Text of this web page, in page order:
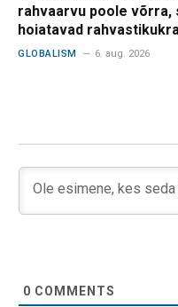
rahvaarvu poole võrra,
hoiatavad
GLOBALISM 6. aug. 2026
0 COMMENTS